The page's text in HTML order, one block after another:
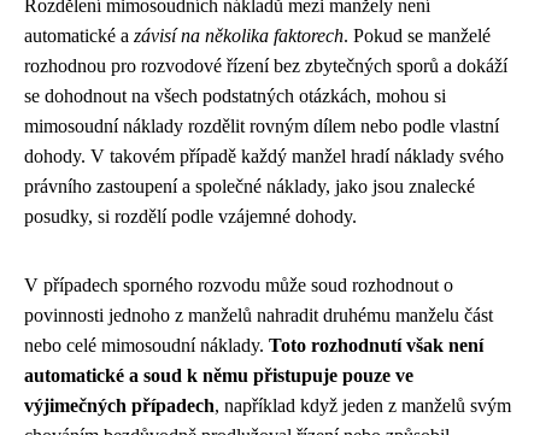
Rozdělení mimosoudních nákladů mezi manžely není
automatické a závisí na několika faktorech. Pokud se manželé
rozhodnou pro rozvodové řízení bez zbytečných sporů a dokáží
se dohodnout na všech podstatných otázkách, mohou si
mimosoudní náklady rozdělit rovným dílem nebo podle vlastní
dohody. V takovém případě každý manžel hradí náklady svého
právního zastoupení a společné náklady, jako jsou znalecké
posudky, si rozdělí podle vzájemné dohody.
V případech sporného rozvodu může soud rozhodnout o
povinnosti jednoho z manželů nahradit druhému manželu část
nebo celé mimosoudní náklady. Toto rozhodnutí však není
automatické a soud k němu přistupuje pouze ve
výjimečných případech, například když jeden z manželů svým